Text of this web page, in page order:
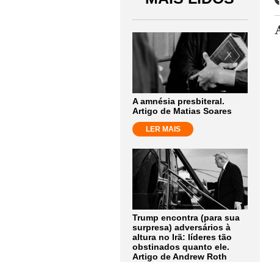
A amnésia presbiteral.
Artigo de Matias Soares
LER MAIS
Trump encontra (para sua
surpresa) adversários à
altura no Irã: líderes tão
obstinados quanto ele.
Artigo de Andrew Roth